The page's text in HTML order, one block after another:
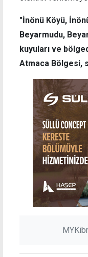
"İnönü Köyü,
Beyarmudu,
kuyuları ve
Atmaca Bölgesi,